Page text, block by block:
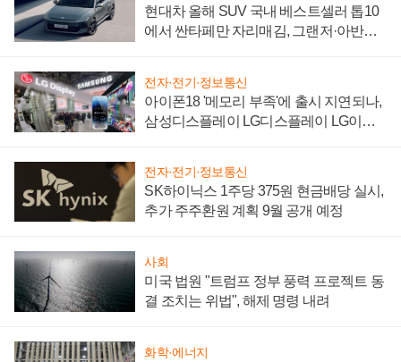
현대차 올해 SUV 국내 베스트셀러 톱10
에서 싼타페만 자리매김, 그랜저·아반떼
전자·전기·정보통신
아이폰18 '메모리 부족'에 출시 지연되나,
삼성디스플레이 LG디스플레이 LG이노
전자·전기·정보통신
SK하이닉스 1주당 375원 현금배당 실시,
추가 주주환원 계획 9월 공개 예정
사회
미국 법원 "트럼프 정부 풍력 프로젝트 동
결 조치는 위법", 해제 명령 내려
화학·에너지